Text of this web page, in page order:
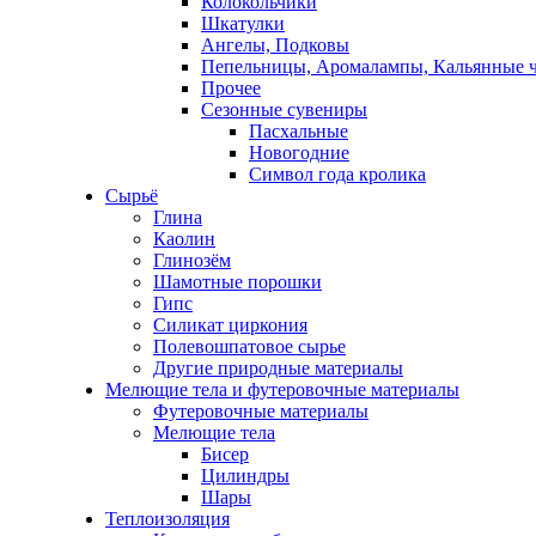
Шкатулки
Ангелы, Подковы
Пепельницы, Аромалампы, Кальянные
Прочее
Сезонные сувениры
Пасхальные
Новогодние
Символ года кролика
Сырьё
Глина
Каолин
Глинозём
Шамотные порошки
Гипс
Силикат циркония
Полевошпатовое сырье
Другие природные материалы
Мелющие тела и футеровочные материалы
Футеровочные материалы
Мелющие тела
Бисер
Цилиндры
Шары
Теплоизоляция